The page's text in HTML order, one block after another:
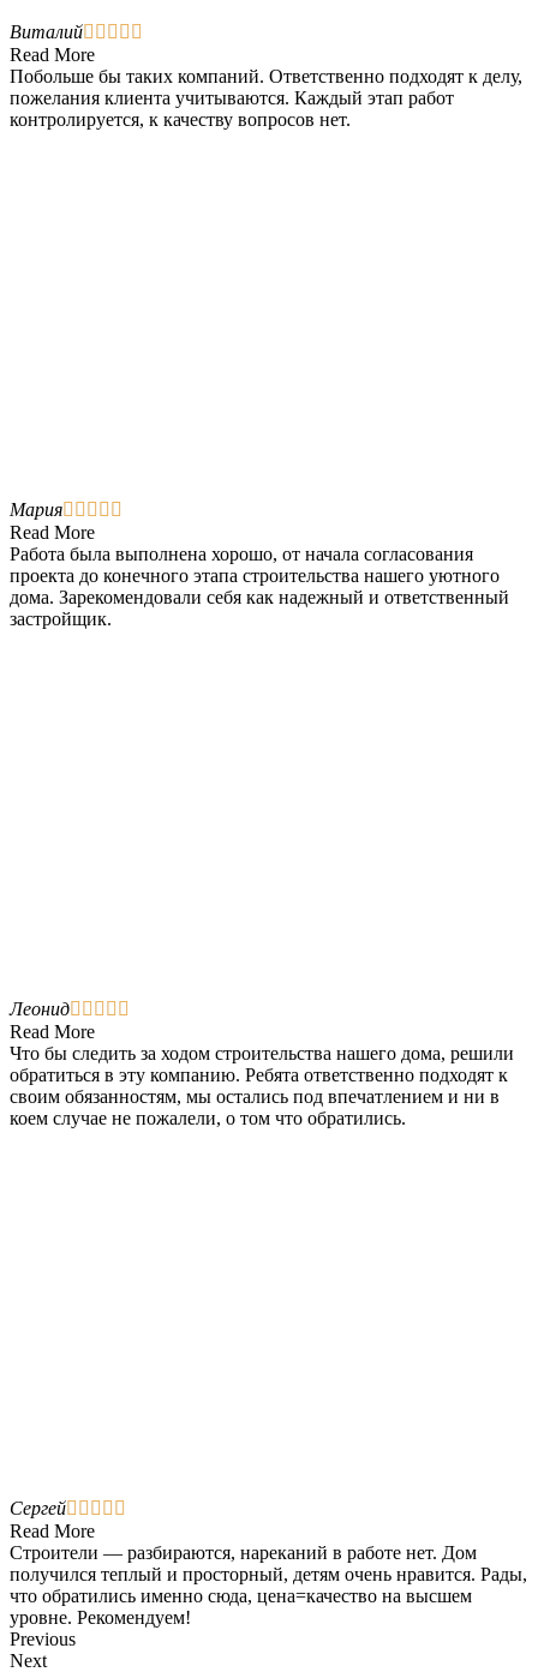
Виталий    
Read More
Побольше бы таких компаний. Ответственно подходят к делу,
пожелания клиента учитываются. Каждый этап работ
контролируется, к качеству вопросов нет.
Мария    
Read More
Работа была выполнена хорошо, от начала согласования
проекта до конечного этапа строительства нашего уютного
дома. Зарекомендовали себя как надежный и ответственный
застройщик.
Леонид    
Read More
Что бы следить за ходом строительства нашего дома, решили
обратиться в эту компанию. Ребята ответственно подходят к
своим обязанностям, мы остались под впечатлением и ни в
коем случае не пожалели, о том что обратились.
Сергей    
Read More
Строители — разбираются, нареканий в работе нет. Дом
получился теплый и просторный, детям очень нравится. Рады,
что обратились именно сюда, цена=качество на высшем
уровне. Рекомендуем!
Previous
Next